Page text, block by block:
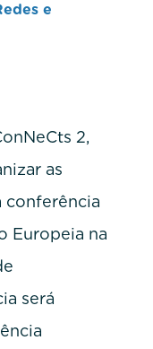
e
2,
as
conferência
Europeia na
será